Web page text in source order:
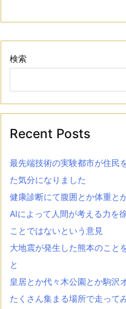
検索
Recent Posts
最先端技術の実験都市が住民
た気分になりました
健康診断にて腹囲とか体重と
AIによって人間が考える力を
ことではないという意見
大地震が発生した熊本のこと
と
皇居とか代々木公園とか駒沢
たくさん集まる場所で走って